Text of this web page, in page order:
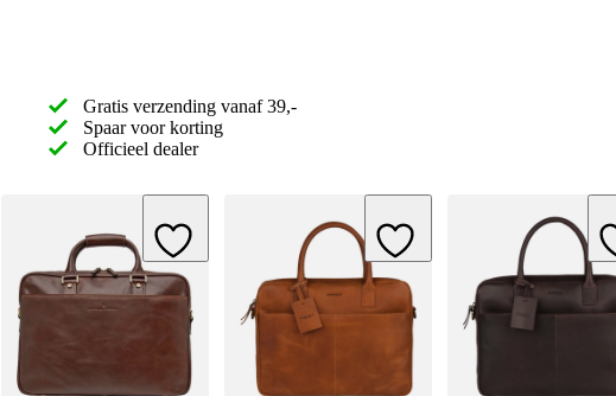
Gratis verzending vanaf 39,-
Spaar voor korting
Officieel dealer
Add to Wishlist Add to Wishlist